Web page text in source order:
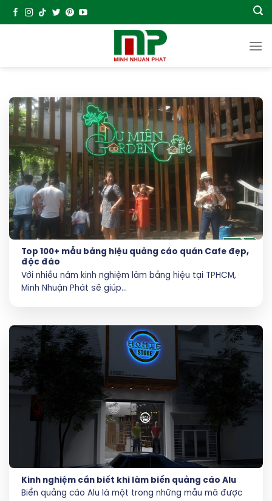
Chuyển
đến
Top 100+ mẫu bảng hiệu quảng cáo quán Cafe đẹp,
độc đáo
Với nhiều năm kinh nghiệm làm bảng hiệu tại TPHCM,
Minh Nhuận Phát sẽ giúp...
Kinh nghiệm cần biết khi làm biển quảng cáo Alu
Biển quảng cáo Alu là một trong những mẫu mã được